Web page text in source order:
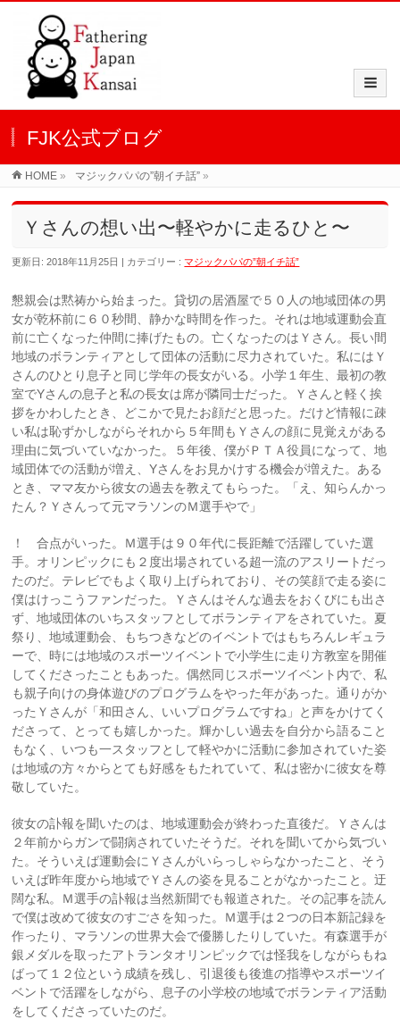
FJK公式ブログ
HOME » マジックパパの”朝イチ話” »
Ｙさんの想い出〜軽やかに走るひと〜
更新日: 2018年11月25日 カテゴリー :マジックパパの”朝イチ話”
懇親会は黙祷から始まった。貸切の居酒屋で５０人の地域団体の男
女が乾杯前に６０秒間、静かな時間を作った。それは地域運動会直
前に亡くなった仲間に捧げたもの。亡くなったのはＹさん。長い間
地域のボランティアとして団体の活動に尽力されていた。私にはＹ
さんのひとり息子と同じ学年の長女がいる。小学１年生、最初の教
室でYさんの息子と私の長女は席が隣同士だった。Ｙさんと軽く挨
拶をかわしたとき、どこかで見たお顔だと思った。だけど情報に疎
い私は恥ずかしながらそれから５年間もＹさんの顔に見覚えがある
理由に気づいていなかった。５年後、僕がＰＴＡ役員になって、地
域団体での活動が増え、Yさんをお見かけする機会が増えた。ある
とき、ママ友から彼女の過去を教えてもらった。「え、知らんかっ
たん？Ｙさんって元マラソンのＭ選手やで」
！ 合点がいった。Ｍ選手は９０年代に長距離で活躍していた選
手。オリンピックにも２度出場されている超一流のアスリートだっ
たのだ。テレビでもよく取り上げられており、その笑顔で走る姿に
僕はけっこうファンだった。Ｙさんはそんな過去をおくびにも出さ
ず、地域団体のいちスタッフとしてボランティアをされていた。夏
祭り、地域運動会、もちつきなどのイベントではもちろんレギュラ
ーで、時には地域のスポーツイベントで小学生に走り方教室を開催
してくださったこともあった。偶然同じスポーツイベント内で、私
も親子向けの身体遊びのプログラムをやった年があった。通りがか
ったＹさんが「和田さん、いいプログラムですね」と声をかけてく
ださって、とっても嬉しかった。輝かしい過去を自分から語ること
もなく、いつも一スタッフとして軽やかに活動に参加されていた姿
は地域の方々からとても好感をもたれていて、私は密かに彼女を尊
敬していた。
彼女の訃報を聞いたのは、地域運動会が終わった直後だ。Ｙさんは
２年前からガンで闘病されていたそうだ。それを聞いてから気づい
た。そういえば運動会にＹさんがいらっしゃらなかったこと、そう
いえば昨年度から地域でＹさんの姿を見ることがなかったこと。迂
闊な私。Ｍ選手の訃報は当然新聞でも報道された。その記事を読ん
で僕は改めて彼女のすごさを知った。Ｍ選手は２つの日本新記録を
作ったり、マラソンの世界大会で優勝したりしていた。有森選手が
銀メダルを取ったアトランタオリンピックでは怪我をしながらもね
ばって１２位という成績を残し、引退後も後進の指導やスポーツイ
ベントで活躍をしながら、息子の小学校の地域でボランティア活動
をしてくださっていたのだ。